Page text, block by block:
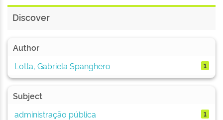
Discover
Author
Lotta, Gabriela Spanghero
1
Subject
administração pública
1